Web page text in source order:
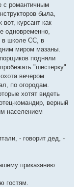
с романтичным
была,
вот, курсант как
одновременно,
в школе СС, в
миром мазаны.
подняли
"шестерку".
вечером
по огородам.
хотят видеть
командир, верный
населением
- говорит дед, -
приказанию
гостям.